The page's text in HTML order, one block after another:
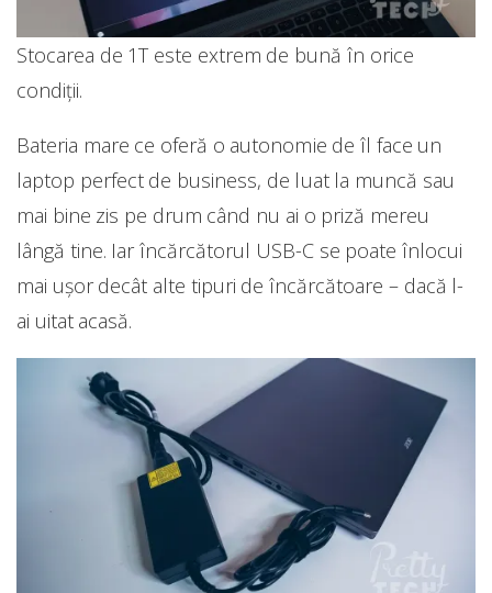
Stocarea de 1T este extrem de bună în orice
condiții.
Bateria mare ce oferă o autonomie de îl face un
laptop perfect de business, de luat la muncă sau
mai bine zis pe drum când nu ai o priză mereu
lângă tine. Iar încărcătorul USB-C se poate înlocui
mai ușor decât alte tipuri de încărcătoare – dacă l-
ai uitat acasă.